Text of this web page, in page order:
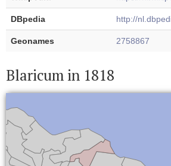
DBpedia http://
Geonames 2758867
Blaricum in 1818